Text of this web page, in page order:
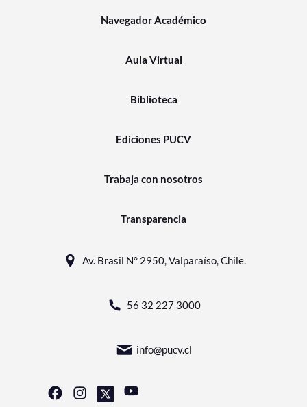
Navegador Académico
Aula Virtual
Biblioteca
Ediciones PUCV
Trabaja con nosotros
Transparencia
Av. Brasil N° 2950, Valparaíso, Chile.
56 32 227 3000
info@pucv.cl